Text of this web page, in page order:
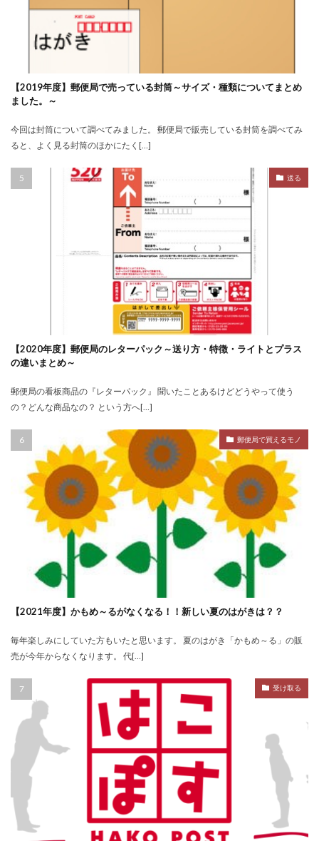
【2019年度】郵便局で売っている封筒～サイズ・種類についてまとめ
ました。～
今回は封筒について調べてみました。 郵便局で販売している封筒を調べてみ
ると、よく見る封筒のほかにたく[…]
送る
【2020年度】郵便局のレターパック～送り方・特徴・ライトとプラス
の違いまとめ～
郵便局の看板商品の『レターパック』 聞いたことあるけどどうやって使う
の？どんな商品なの？ という方へ[…]
郵便局で買えるモノ
【2021年度】かもめ～るがなくなる！！新しい夏のはがきは？？
毎年楽しみにしていた方もいたと思います。 夏のはがき「かもめ～る」の販
売が今年からなくなります。 代[…]
受け取る